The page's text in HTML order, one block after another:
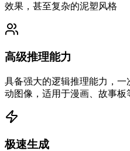
效果，甚至复杂的泥塑风格
高级推理能力
具备强大的逻辑推理能力，
动图像，适用于漫画、故事板
极速生成